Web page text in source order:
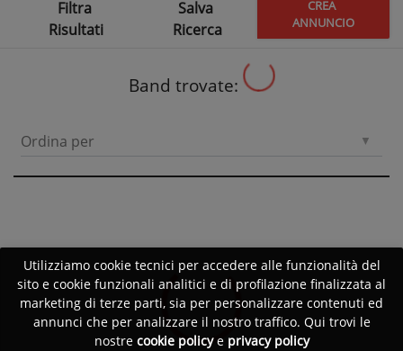
Filtra
Risultati
Salva
Ricerca
CREA
ANNUNCIO
Band trovate:
Ordina per
Utilizziamo cookie tecnici per accedere alle funzionalità del
sito e cookie funzionali analitici e di profilazione finalizzata al
marketing di terze parti, sia per personalizzare contenuti ed
annunci che per analizzare il nostro traffico. Qui trovi le
nostre cookie policye privacy policy